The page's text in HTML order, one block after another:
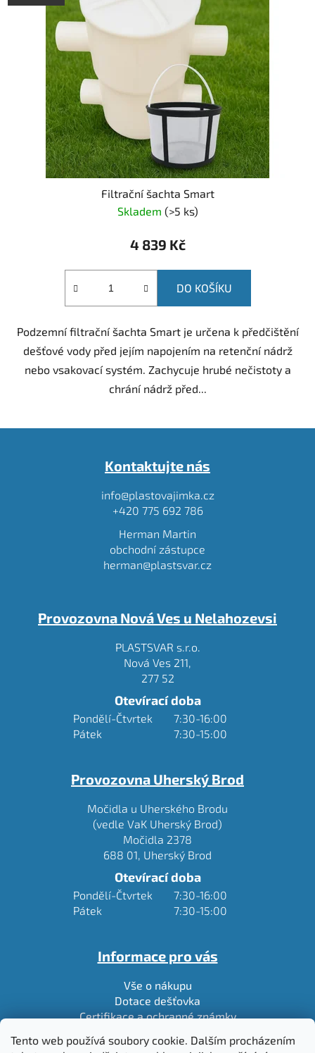
Tento web používá soubory cookie. Dalším procházením
Filtrační šachta Smart
Skladem (>5 ks)
4 839 Kč
DO KOŠÍKU
Podzemní filtrační šachta Smart je určena k předčištění
dešťové vody před jejím napojením na retenční nádrž
nebo vsakovací systém. Zachycuje hrubé nečistoty a
chrání nádrž před...
Kontaktujte nás
info@plastovajimka.cz
+420 775 692 786
Herman Martin
obchodní zástupce
herman@plastsvar.cz
Provozovna Nová Ves u Nelahozevsi
PLASTSVAR s.r.o.
Nová Ves 211,
277 52
Otevírací doba
Pondělí-Čtvrtek
7:30-16:00
Pátek
7:30-15:00
Provozovna Uherský Brod
Močidla u Uherského Brodu
(vedle VaK Uherský Brod)
Močidla 2378
688 01, Uherský Brod
Otevírací doba
Pondělí-Čtvrtek
7:30-16:00
Pátek
7:30-15:00
Informace pro vás
Vše o nákupu
Dotace dešťovka
Certifikace a ochranné známky
O nás